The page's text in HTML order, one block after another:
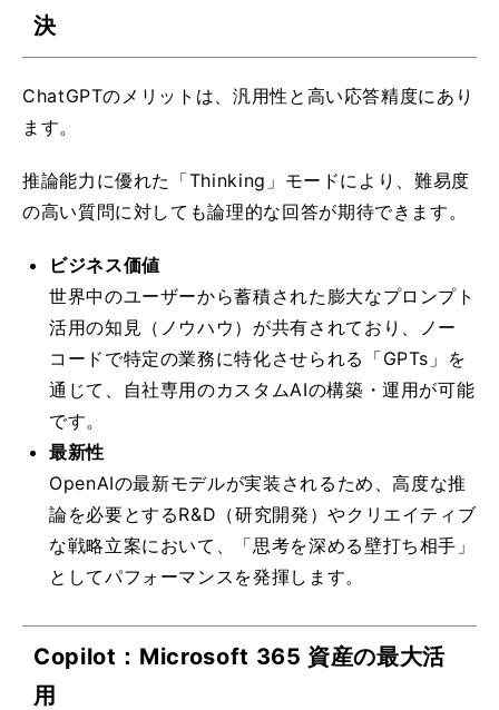
決
ChatGPTのメリットは、汎用性と高い応答精度にあり
ます。
推論能力に優れた「Thinking」モードにより、難易度
の高い質問に対しても論理的な回答が期待できます。
ビジネス価値
世界中のユーザーから蓄積された膨大なプロンプト
活用の知見（ノウハウ）が共有されており、ノー
コードで特定の業務に特化させられる「GPTs」を
通じて、自社専用のカスタムAIの構築・運用が可能
です。
最新性
OpenAIの最新モデルが実装されるため、高度な推
論を必要とするR&D（研究開発）やクリエイティブ
な戦略立案において、「思考を深める壁打ち相手」
としてパフォーマンスを発揮します。
Copilot：Microsoft 365 資産の最大活
用